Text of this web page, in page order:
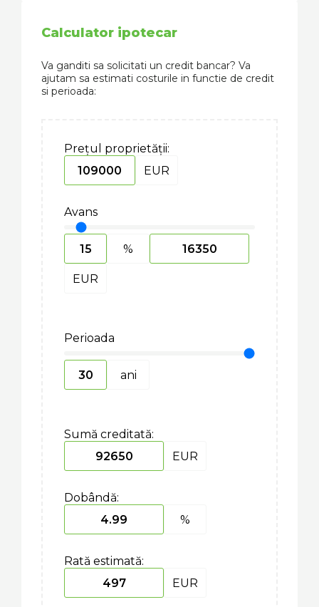
Calculator ipotecar
Va ganditi sa solicitati un credit bancar? Va
ajutam sa estimati costurile in functie de credit
si perioada:
Prețul proprietății:
EUR
Avans
%
EUR
Perioada
ani
Sumă creditată:
EUR
Dobândă:
%
Rată estimată:
EUR